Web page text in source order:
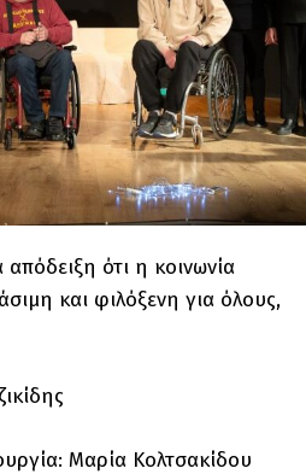
ότι η κοινωνία
και φιλόξενη για όλους,
Μαρία Κολτσακίδου